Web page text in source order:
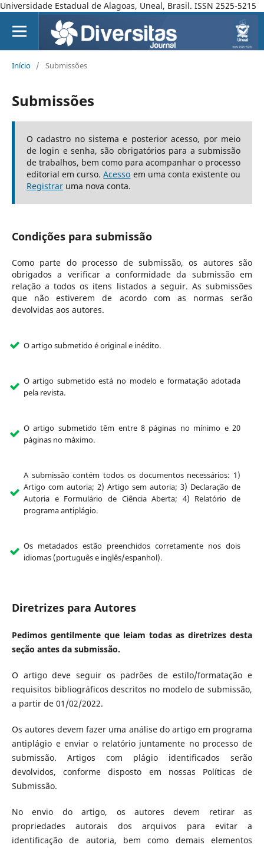
Universidade Estadual de Alagoas, Uneal, Brasil. ISSN 2525-5215
Início / Submissões
Submissões
O cadastro no sistema e posterior acesso, por meio
de login e senha, são obrigatórios para a submissão
de trabalhos, bem como para acompanhar o processo
editorial em curso.Acesso em uma conta existente ou
Registraruma nova conta.
Condições para submissão
Como parte do processo de submissão, os autores são
obrigados a verificar a conformidade da submissão em
relação a todos os itens listados a seguir. As submissões
que não estiverem de acordo com as normas serão
devolvidas aos autores.
O artigo submetido é original e inédito.
O artigo submetido está no modelo e formatação adotada
pela revista.
O artigo submetido têm entre 8 páginas no mínimo e 20
páginas no máximo.
A submissão contém todos os documentos necessários: 1)
Artigo com autoria; 2) Artigo sem autoria; 3) Declaração de
Autoria e Formulário de Ciência Aberta; 4) Relatório de
programa antiplágio.
Os metadados estão preenchidos corretamente nos dois
idiomas (português e inglês/espanhol).
Diretrizes para Autores
Pedimos gentilmente que leiam todas as diretrizes desta
seção antes da submissão.
O artigo deve seguir os padrões de estilo/formatação e
requisitos bibliográficos descritos no modelo de submissão,
a partir de 01/02/2022.
Os autores devem fazer uma análise do artigo em programa
antiplágio e enviar o relatório juntamente no processo de
submissão. Artigos com plágio identificados serão
devolvidos, conforme disposto em nossas Políticas de
Submissão.
No envio do artigo, os autores devem retirar as
propriedades autorais dos arquivos para evitar a
identificação de autoria, bem como demais elementos